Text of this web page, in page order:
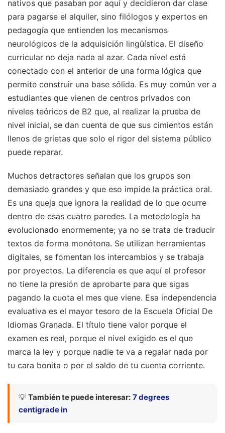
nativos que pasaban por aquí y decidieron dar clase
para pagarse el alquiler, sino filólogos y expertos en
pedagogía que entienden los mecanismos
neurológicos de la adquisición lingüística. El diseño
curricular no deja nada al azar. Cada nivel está
conectado con el anterior de una forma lógica que
permite construir una base sólida. Es muy común ver a
estudiantes que vienen de centros privados con
niveles teóricos de B2 que, al realizar la prueba de
nivel inicial, se dan cuenta de que sus cimientos están
llenos de grietas que solo el rigor del sistema público
puede reparar.
Muchos detractores señalan que los grupos son
demasiado grandes y que eso impide la práctica oral.
Es una queja que ignora la realidad de lo que ocurre
dentro de esas cuatro paredes. La metodología ha
evolucionado enormemente; ya no se trata de traducir
textos de forma monótona. Se utilizan herramientas
digitales, se fomentan los intercambios y se trabaja
por proyectos. La diferencia es que aquí el profesor
no tiene la presión de aprobarte para que sigas
pagando la cuota el mes que viene. Esa independencia
evaluativa es el mayor tesoro de la Escuela Oficial De
Idiomas Granada. El título tiene valor porque el
examen es real, porque el nivel exigido es el que
marca la ley y porque nadie te va a regalar nada por
tu cara bonita o por el saldo de tu cuenta corriente.
💡 También te puede interesar: 7 degrees
centigrade in